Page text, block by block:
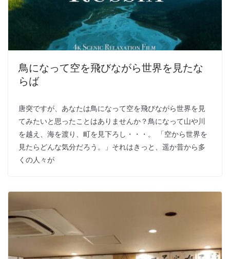
鳥になって空を飛びながら世界を見たな
らば
唐突ですが、あなたは鳥になって空を飛びながら世界を見
てみたいと思ったことはありませんか？鳥になって山や川
を越え、海を渡り、町を見下ろし・・・。 「空から世界を
見たらどんな気分だろう。」それはきっと、遥か昔から多
くの人々が